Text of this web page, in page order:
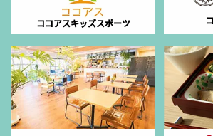
ココアスキッズスポーツ